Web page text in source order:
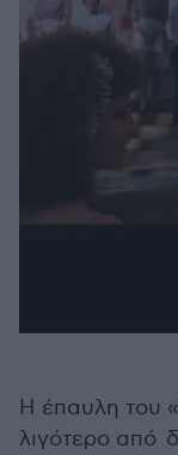
H έπαυλη του
λιγότερο από